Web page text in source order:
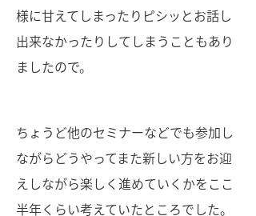
様に甘えてしまったりピシッとお話し
出来なかったりしてしまうこともあり
ましたので。
ちょうど他のセミナーなどでも参加し
ながらどうやってまた新しい方をお迎
えしながら楽しく進めていくかをここ
半年くらい考えていたところでした。